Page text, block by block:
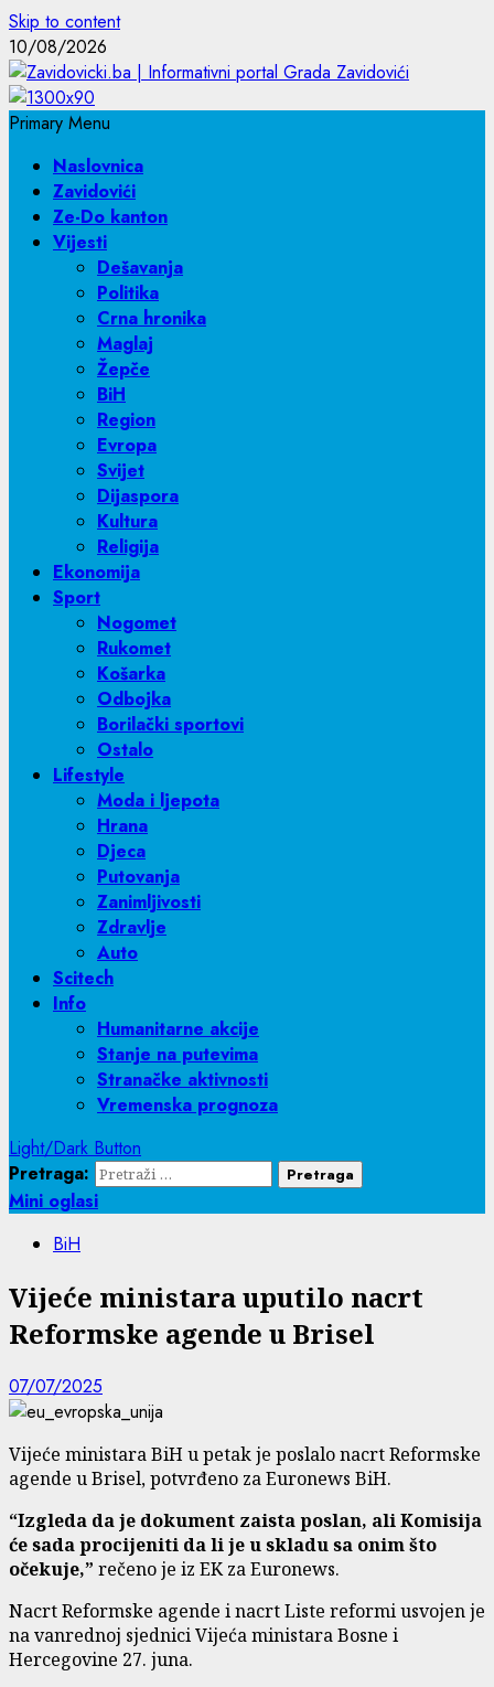
Skip to content
10/08/2026
Primary Menu
Naslovnica
Zavidovići
Ze-Do kanton
Vijesti
Dešavanja
Politika
Crna hronika
Maglaj
Žepče
BiH
Region
Evropa
Svijet
Dijaspora
Kultura
Religija
Ekonomija
Sport
Nogomet
Rukomet
Košarka
Odbojka
Borilački sportovi
Ostalo
Lifestyle
Moda i ljepota
Hrana
Djeca
Putovanja
Zanimljivosti
Zdravlje
Auto
Scitech
Info
Humanitarne akcije
Stanje na putevima
Stranačke aktivnosti
Vremenska prognoza
Light/Dark Button
Pretraga:
Mini oglasi
BiH
Vijeće ministara uputilo nacrt
Reformske agende u Brisel
07/07/2025
Vijeće ministara BiH u petak je poslalo nacrt Reformske
agende u Brisel, potvrđeno za Euronews BiH.
“Izgleda da je dokument zaista poslan, ali Komisija
će sada procijeniti da li je u skladu sa onim što
očekuje,” rečeno je iz EK za Euronews.
Nacrt Reformske agende i nacrt Liste reformi usvojen je
na vanrednoj sjednici Vijeća ministara Bosne i
Hercegovine 27. juna.